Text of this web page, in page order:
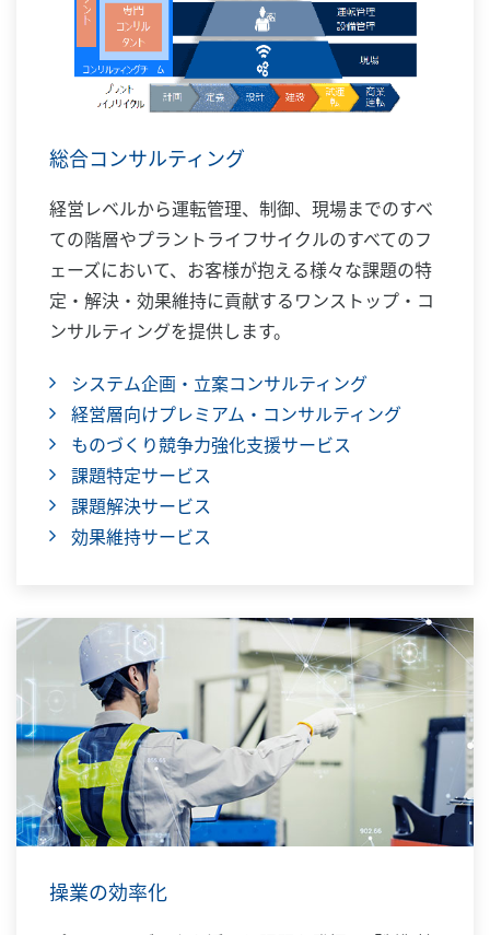
総合コンサルティング
経営レベルから運転管理、制御、現場までのすべ
ての階層やプラントライフサイクルのすべてのフ
ェーズにおいて、お客様が抱える様々な課題の特
定・解決・効果維持に貢献するワンストップ・コ
ンサルティングを提供します。
システム企画・立案コンサルティング
経営層向けプレミアム・コンサルティング
ものづくり競争力強化支援サービス
課題特定サービス
課題解決サービス
効果維持サービス
操業の効率化